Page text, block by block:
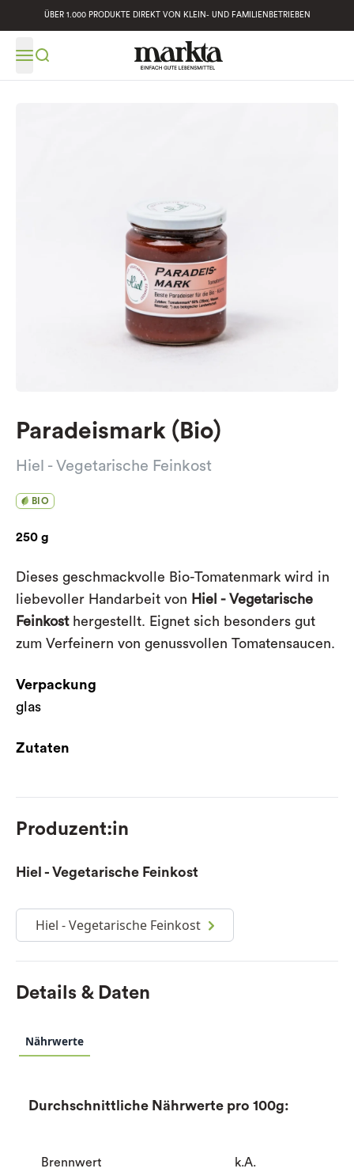
ÜBER 1.000 PRODUKTE DIREKT VON KLEIN- UND FAMILIENBETRIEBEN
Paradeismark (Bio)
Hiel - Vegetarische Feinkost
BIO
250 g
Dieses geschmackvolle Bio-Tomatenmark wird in
liebevoller Handarbeit von Hiel - Vegetarische
Feinkosthergestellt. Eignet sich besonders gut
zum Verfeinern von genussvollen Tomatensaucen.
Verpackung
glas
Zutaten
Produzent:in
Hiel - Vegetarische Feinkost
Hiel - Vegetarische Feinkost
Details & Daten
Nährwerte
Durchschnittliche Nährwerte pro 100g:
Brennwert k.A.